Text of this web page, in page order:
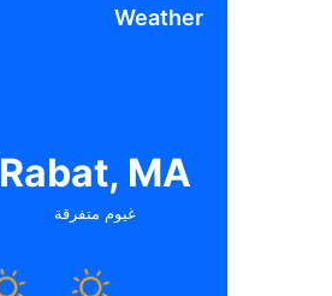
Weather
Rabat, MA
غيوم متفرقة